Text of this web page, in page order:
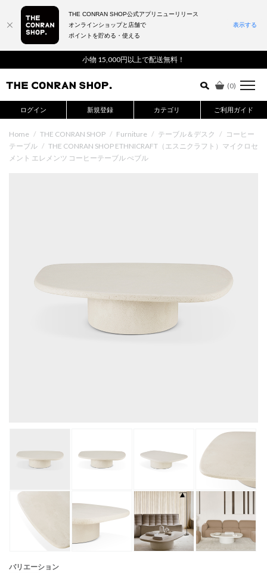
小物 15,000円以上で配送無料！
(0)
ログイン 新規登録 カテゴリ ご利用ガイド
詳細検索はこちら
Home / THE CONRAN SHOP / Furniture / テーブル＆デスク / コーヒー
テーブル / THE CONRAN SHOP ETHNICRAFT（エスニクラフト）マイクロセ
メント エレメンツ コーヒーテーブル ぺブル
バリエーション
THE CONRAN SHOP公式アプリニューリリース
オンラインショップと店舗で
ポイントを貯める・使える
表示する